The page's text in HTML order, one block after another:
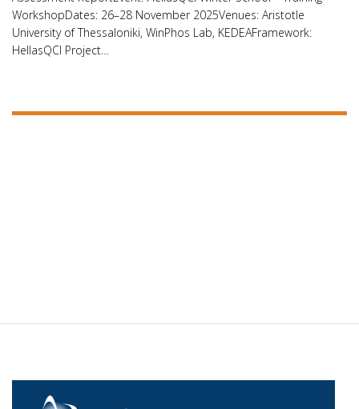
WorkshopDates: 26–28 November 2025Venues: Aristotle
University of Thessaloniki, WinPhos Lab, KEDEAFramework:
HellasQCI Project…